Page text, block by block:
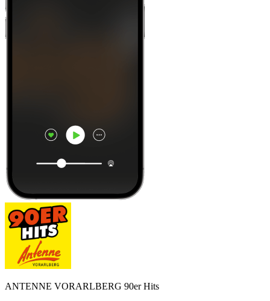
ANTENNE VORARLBERG 90er Hits